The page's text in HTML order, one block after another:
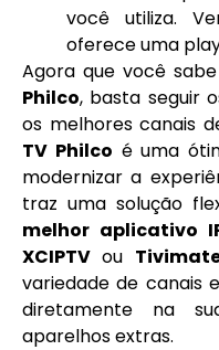
você utiliza.
oferece uma
Agora que você
Philco, basta seguir
os melhores canais
TV Philco é uma
modernizar a
traz uma solução
melhor aplicativo
XCIPTV ou
variedade de canais
diretamente na
aparelhos extras.